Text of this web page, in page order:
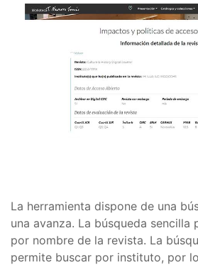
La herramienta dispone de una
una avanza. La búsqueda sencilla
por nombre de la revista. La
permite buscar por instituto, por